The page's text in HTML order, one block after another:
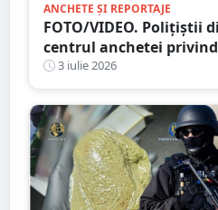
ANCHETE ȘI REPORTAJE
FOTO/VIDEO. Polițiștii
centrul anchetei
forestier de proporții
3 iulie 2026